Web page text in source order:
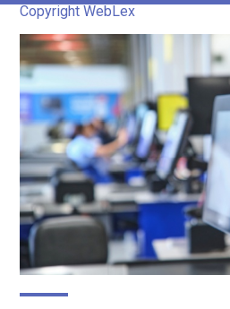
Copyright WebLex